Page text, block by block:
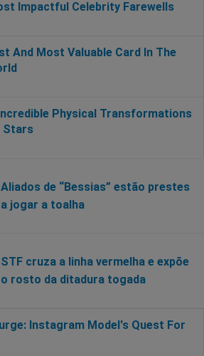
Aliados de “Bessias” estão prestes
a jogar a toalha
STF cruza a linha vermelha e expõe
o rosto da ditadura togada